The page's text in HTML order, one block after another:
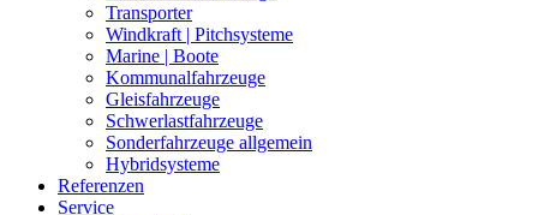
Transporter
Windkraft | Pitchsysteme
Marine | Boote
Kommunalfahrzeuge
Gleisfahrzeuge
Schwerlastfahrzeuge
Sonderfahrzeuge allgemein
Hybridsysteme
Referenzen
Service